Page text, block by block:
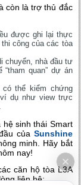
còn là trợ thủ đắc
được ghi lại thực
công của các tòa
chuyển, nhà đầu tư
quan” dự án
có thể kiểm chứng
dụ như view trực
sinh thái Smart
của Sunshine
minh. Hãy bắt
nay!
căn hộ tòa L3A
liên hệ: